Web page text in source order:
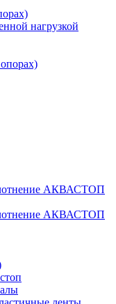
нагрузкой
АКВАСТОП
АКВАСТОП